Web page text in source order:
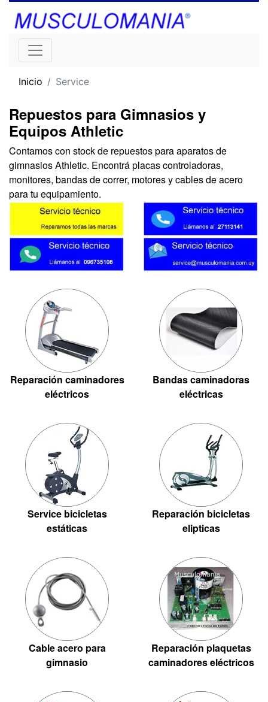
Inicio Service
Repuestos para Gimnasios y
Equipos Athletic
Contamos con stock de repuestos para aparatos de
gimnasios Athletic. Encontrá placas controladoras,
monitores, bandas de correr, motores y cables de acero
para tu equipamiento.
Reparación caminadores
eléctricos
Bandas caminadoras
eléctricas
Service bicicletas
estáticas
Reparación bicicletas
elipticas
Cable acero para
gimnasio
Reparación plaquetas
caminadores eléctricos